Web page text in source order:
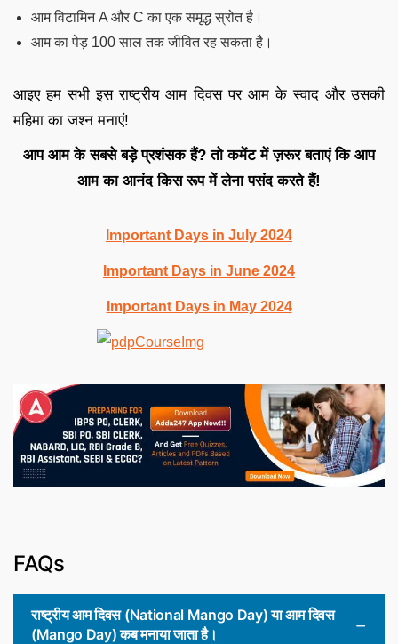
आम विटामिन A और C का एक समृद्ध स्रोत है।
आम का पेड़ 100 साल तक जीवित रह सकता है।
आइए हम सभी इस राष्ट्रीय आम दिवस पर आम के स्वाद और उसकी
महिमा का जश्न मनाएं!
आप आम के सबसे बड़े प्रशंसक हैं? तो कमेंट में ज़रूर बताएं कि आप
आम का आनंद किस रूप में लेना पसंद करते हैं!
Important Days in July 2024
Important Days in June 2024
Important Days in May 2024
FAQs
राष्ट्रीय आम दिवस (National Mango Day) या आम दिवस
(Mango Day) कब मनाया जाता है।